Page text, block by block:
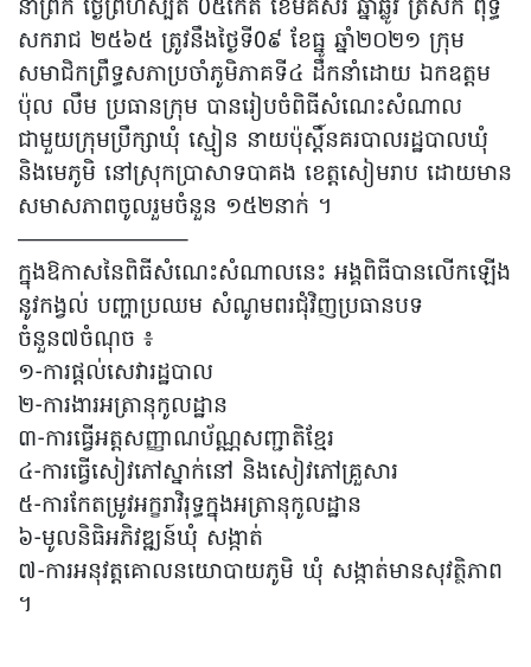
នាព្រឹក ថ្ងៃព្រហស្បតិ៍ 0៥កើត ខែមិគសិរ ឆ្នាំឆ្លូវ ត្រីស័ក ពុទ្ធ
សករាជ ២៥៦៥ ត្រូវនឹងថ្ងៃទី0៩ ខែធ្នូ ឆ្នាំ២០២១ ក្រុម
សមាជិកព្រឹទ្ធសភាប្រចាំភូមិភាគទី៤ ដឹកនាំដោយ ឯកឧត្តម
ប៉ុល លឹម ប្រធានក្រុម បានរៀបចំពិធីសំណេះសំណាល
ជាមួយក្រុមប្រឹក្សាឃុំ ស្មៀន នាយប៉ុស្តិ៍នគរបាលរដ្ឋបាលឃុំ
និងមេភូមិ នៅស្រុកប្រាសាទបាគង ខេត្តសៀមរាប ដោយមាន
សមាសភាពចូលរួមចំនួន ១៥២នាក់ ។
———————–
ក្នុងឱកាសនៃពិធីសំណេះសំណាលនេះ អង្គពិធីបានលើកឡើង
នូវកង្វល់ បញ្ហាប្រឈម សំណូមពរជុំវិញប្រធានបទ
ចំនួន៧ចំណុច ៖
១-ការផ្តល់សេវារដ្ឋបាល
២-ការងារអត្រានុកូលដ្ឋាន
៣-ការធ្វើអត្តសញ្ញាណប័ណ្ណសញ្ជាតិខ្មែរ
៤-ការធ្វើសៀវភៅស្នាក់នៅ និងសៀវភៅគ្រួសារ
៥-ការកែតម្រូវអក្ខរាវិរុទ្ធក្នុងអត្រានុកូលដ្ឋាន
៦-មូលនិធិអភិវឌ្ឍន៍ឃុំ សង្កាត់
៧-ការអនុវត្តគោលនយោបាយភូមិ ឃុំ សង្កាត់មានសុវត្ថិភាព
។